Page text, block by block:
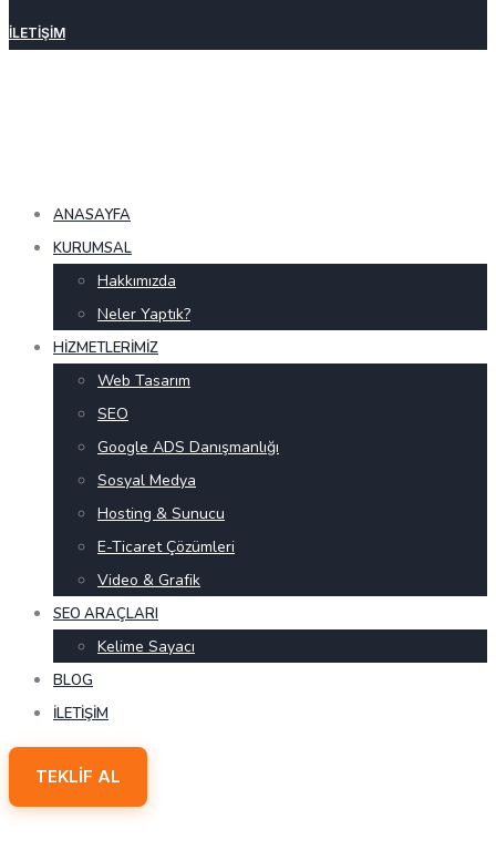
İLETIŞIM
ANASAYFA
KURUMSAL
Hakkımızda
Neler Yaptık?
HIZMETLERIMIZ
Web Tasarım
SEO
Google ADS Danışmanlığı
Sosyal Medya
Hosting & Sunucu
E-Ticaret Çözümleri
Video & Grafik
SEO ARAÇLARI
Kelime Sayacı
BLOG
İLETIŞIM
TEKLIF AL